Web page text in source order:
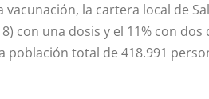
la cartera local de
con una dosis y el 11% con
población total de 418.991